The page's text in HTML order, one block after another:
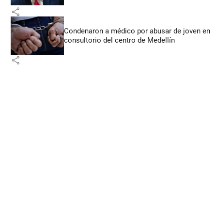
share
Condenaron a médico por abusar de joven en
consultorio del centro de Medellín
share